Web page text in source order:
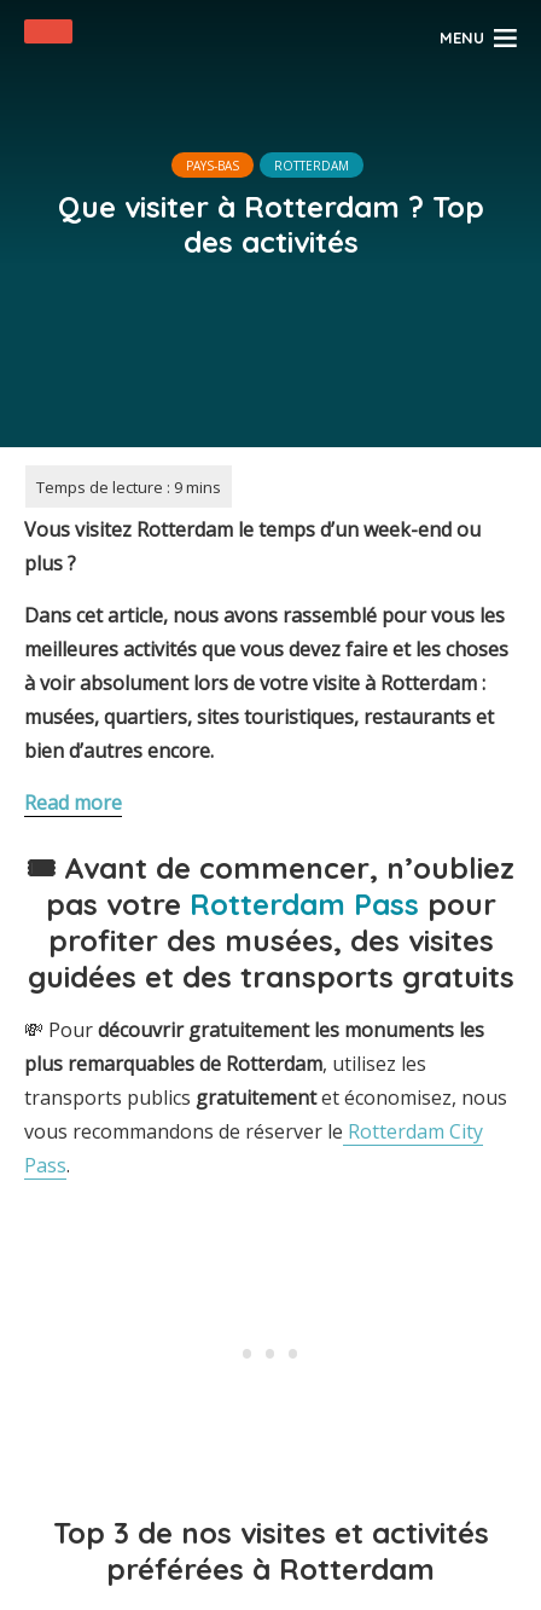
MENU
PAYS-BAS ROTTERDAM
Que visiter à Rotterdam ? Top
des activités
Vous visitez Rotterdam le temps d’un week-end ou
plus ?
Dans cet article, nous avons rassemblé pour vous les
meilleures activités que vous devez faire et les choses
à voir absolument lors de votre visite à Rotterdam :
musées, quartiers, sites touristiques, restaurants et
bien d’autres encore.
Read more
🎟 Avant de commencer, n’oubliez
pas votre Rotterdam Pass pour
profiter des musées, des visites
guidées et des transports gratuits
💸 Pourdécouvrir gratuitement les monuments les
plus remarquables de Rotterdam, utilisez les
transports publics gratuitementet économisez, nous
vous recommandons de réserver le Rotterdam City
Pass.
Top 3 de nos visites et activités
préférées à Rotterdam